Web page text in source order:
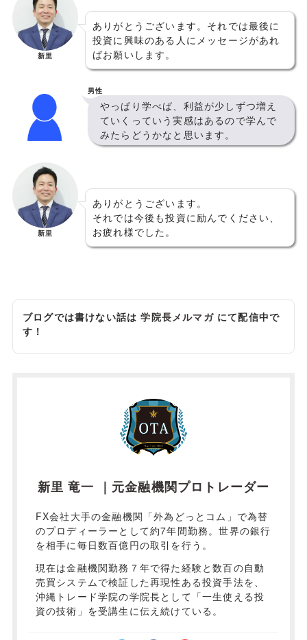
新里
ありがとうございます。それでは最後に
投資に興味のある人にメッセージがあれ
ばお願いします。
男性
やっぱり学べば、利益が少しずつ増え
ていくっていう実感はあるので学んで
みたらどうかなと思います。
新里
ありがとうございます。
それでは今後も投資に励んでください、
お疲れ様でした。
ブログでは書けない話は学院長メルマガにて配信中で
す！
新里 竜一 ｜元金融機関プロトレーダー
FX会社大手の金融機関「外為どっとコム」で為替
のプロディーラーとして約7年間勤務。世界の銀行
を相手に毎日数百億円の取引を行う。
現在は金融機関勤務７年で得た経験と数百の自動
売買システムで検証した再現性ある投資手法を、
沖縄トレード学院の学院長として「一生使える投
資の技術」を受講生に伝え続けている。